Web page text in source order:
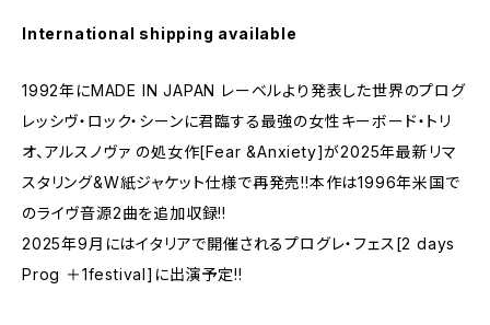
International shipping available
1992年にMADE IN JAPAN レーベルより発表した世界のプログ
レッシヴ・ロック・シーンに君臨する最強の女性キーボード・トリ
オ、アルスノヴァ の処女作[Fear &Anxiety]が2025年最新リマ
スタリング&W紙ジャケット仕様で再発売!!本作は1996年米国で
のライヴ音源2曲を追加収録!!
2025年9月にはイタリアで開催されるプログレ・フェス[2 days
Prog ＋1festival]に出演予定!!